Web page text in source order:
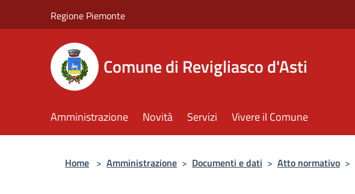
Regione Piemonte
Comune di Revigliasco d'Asti
Amministrazione Novità Servizi Vivere il Comune
Home > Amministrazione > Documenti e dati > Atto normativo >